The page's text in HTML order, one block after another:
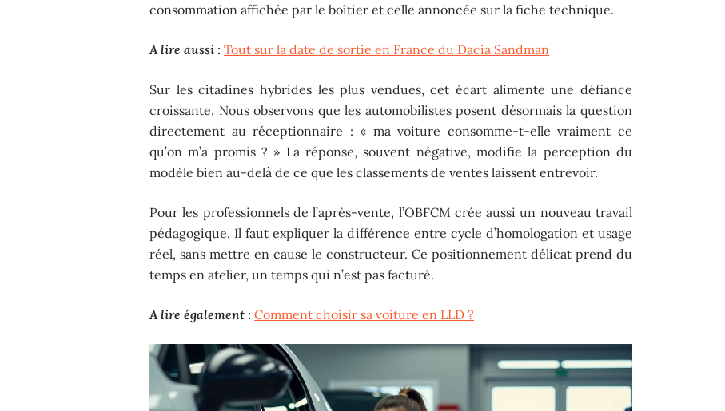
consommation affichée par le boîtier et celle annoncée sur la fiche technique.
A lire aussi : Tout sur la date de sortie en France du Dacia Sandman
Sur les citadines hybrides les plus vendues, cet écart alimente une défiance
croissante. Nous observons que les automobilistes posent désormais la question
directement au réceptionnaire : « ma voiture consomme-t-elle vraiment ce
qu’on m’a promis ? » La réponse, souvent négative, modifie la perception du
modèle bien au-delà de ce que les classements de ventes laissent entrevoir.
Pour les professionnels de l’après-vente, l’OBFCM crée aussi un nouveau travail
pédagogique. Il faut expliquer la différence entre cycle d’homologation et usage
réel, sans mettre en cause le constructeur. Ce positionnement délicat prend du
temps en atelier, un temps qui n’est pas facturé.
A lire également : Comment choisir sa voiture en LLD ?